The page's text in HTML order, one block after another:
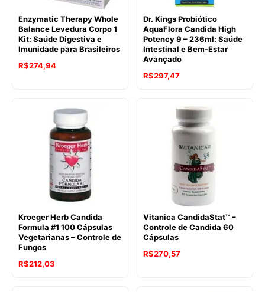
Enzymatic Therapy Whole
Balance Levedura Corpo 1
Kit: Saúde Digestiva e
Imunidade para Brasileiros
R$274,94
Dr. Kings Probiótico
AquaFlora Candida High
Potency 9 – 236ml: Saúde
Intestinal e Bem-Estar
Avançado
R$297,47
Kroeger Herb Candida
Formula #1 100 Cápsulas
Vegetarianas – Controle de
Fungos
R$212,03
Vitanica CandidaStat™ –
Controle de Candida 60
Cápsulas
R$270,57